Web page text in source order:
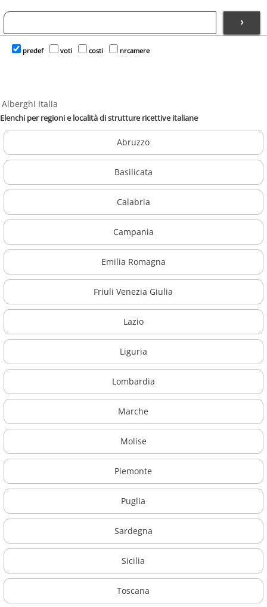
›
predef voti costi nrcamere
Alberghi Italia
Elenchi per regioni e località di strutture ricettive italiane
Abruzzo
Basilicata
Calabria
Campania
Emilia Romagna
Friuli Venezia Giulia
Lazio
Liguria
Lombardia
Marche
Molise
Piemonte
Puglia
Sardegna
Sicilia
Toscana